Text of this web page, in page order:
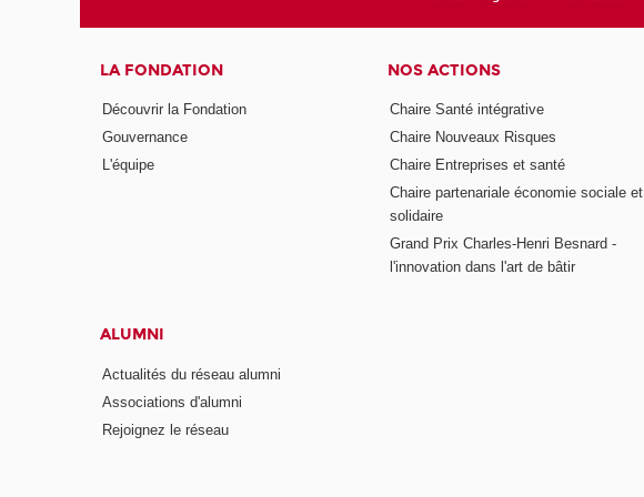
LA FONDATION
Découvrir la Fondation
Gouvernance
L'équipe
NOS ACTIONS
Chaire Santé intégrative
Chaire Nouveaux Risques
Chaire Entreprises et santé
Chaire partenariale économie sociale et
solidaire
Grand Prix Charles-Henri Besnard -
l'innovation dans l'art de bâtir
ALUMNI
Actualités du réseau alumni
Associations d'alumni
Rejoignez le réseau